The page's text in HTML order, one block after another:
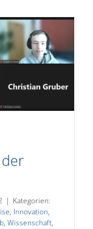
| Kategorien:
, Innovation,
, Wissenschaft,